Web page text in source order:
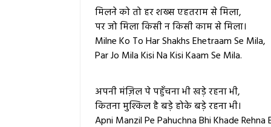
मिलने को तो हर शख्स एहतराम से मिला,
पर जो मिला किसी न किसी काम से मिला।
Milne Ko To Har Shakhs Ehetraam Se Mila,
Par Jo Mila Kisi Na Kisi Kaam Se Mila.
अपनी मंज़िल पे पहुँचना भी खड़े रहना भी,
कितना मुश्किल है बड़े होके बड़े रहना भी।
Apni Manzil Pe Pahuchna Bhi Khade Rehna